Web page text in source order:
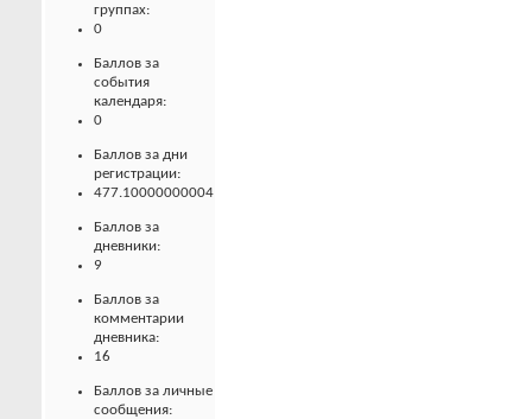
группах:
0
Баллов за
события
календаря:
0
Баллов за дни
регистрации:
477.10000000004
Баллов за
дневники:
9
Баллов за
комментарии
дневника:
16
Баллов за личные
сообщения: